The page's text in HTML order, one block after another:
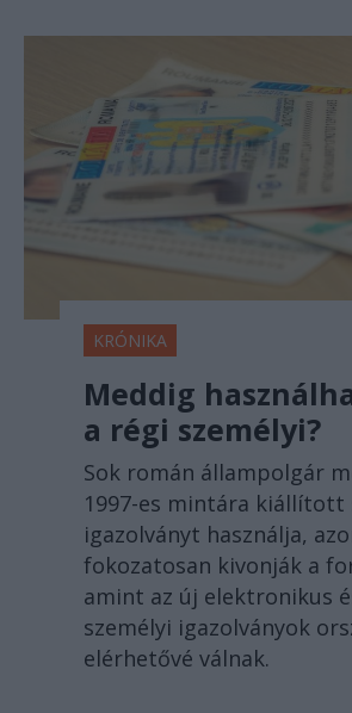
KRÓNIKA
Meddig
a régi személyi?
Sok román állampolgár
1997-es mintára kiállított
igazolványt használja,
fokozatosan kivonják a
amint az új elektronikus
személyi igazolványok
elérhetővé válnak.